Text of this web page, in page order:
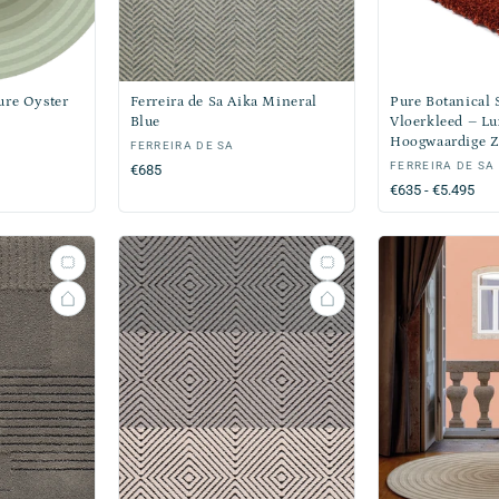
Oyster
Ferreira de Sa Aika Mineral
Blue
Verkoper:
FERREIRA DE SA
Normale
€685
Pure Botanical
Vloerkleed –
Hoogwaardige
Verkoper:
FERREIRA DE SA
Normale
prijs
€635 - €5.495